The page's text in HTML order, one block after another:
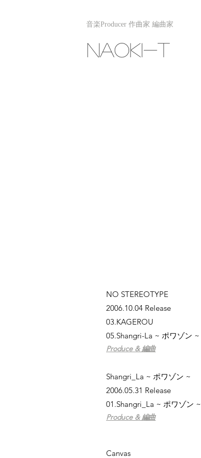
NAOKI-T
音楽Producer 作曲家 編曲家
NO STEREOTYPE
2006.10.04 Release
03.KAGEROU
05.Shangri-La ~ ポワゾン ~
Produce & 編曲
Shangri_La ~ ポワゾン ~
2006.05.31 Release
01.Shangri_La ~ ポワゾン ~
Produce & 編曲
Canvas